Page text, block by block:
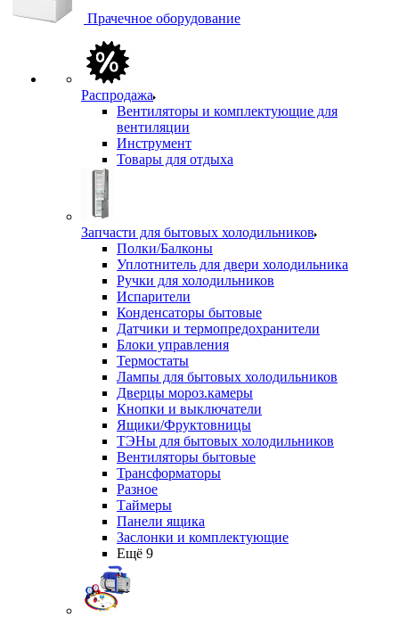
Прачечное оборудование
Распродажа
Вентиляторы и комплектующие для
вентиляции
Инструмент
Товары для отдыха
Запчасти для бытовых холодильников
Полки/Балконы
Уплотнитель для двери холодильника
Ручки для холодильников
Испарители
Конденсаторы бытовые
Датчики и термопредохранители
Блоки управления
Термостаты
Лампы для бытовых холодильников
Дверцы мороз.камеры
Кнопки и выключатели
Ящики/Фруктовницы
ТЭНы для бытовых холодильников
Вентиляторы бытовые
Трансформаторы
Разное
Таймеры
Панели ящика
Заслонки и комплектующие
Ещё 9